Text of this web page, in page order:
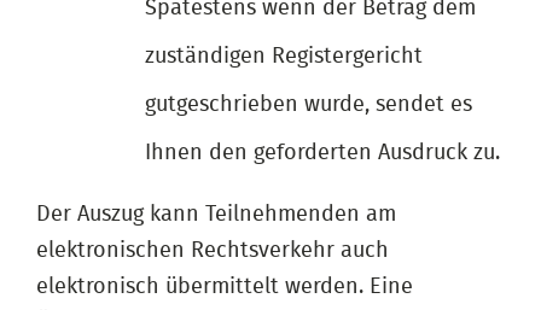
Spätestens wenn der Betrag dem
zuständigen Registergericht
gutgeschrieben wurde, sendet es
Ihnen den geforderten Ausdruck zu.
Der Auszug kann Teilnehmenden am
elektronischen Rechtsverkehr auch
elektronisch übermittelt werden. Eine